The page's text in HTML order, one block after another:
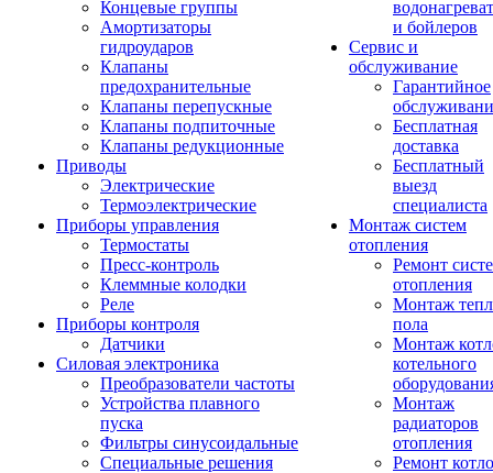
Концевые группы
Амортизаторы
гидроударов
Клапаны
предохранительные
Клапаны перепускные
Клапаны подпиточные
Клапаны редукционные
Приводы
Электрические
Термоэлектрические
Приборы управления
Термостаты
Пресс-контроль
Клеммные колодки
Реле
Приборы контроля
Датчики
Силовая электроника
Преобразователи частоты
Устройства плавного
пуска
Фильтры синусоидальные
Специальные решения
и бойлеров
Сервис и
обслуживание
Гарантийное
Бесплатная
доставка
Бесплатный
выезд
специалиста
Монтаж систем
отопления
Ремонт
отопления
Монтаж
пола
Монтаж
котельного
Монтаж
радиаторов
отопления
Ремонт